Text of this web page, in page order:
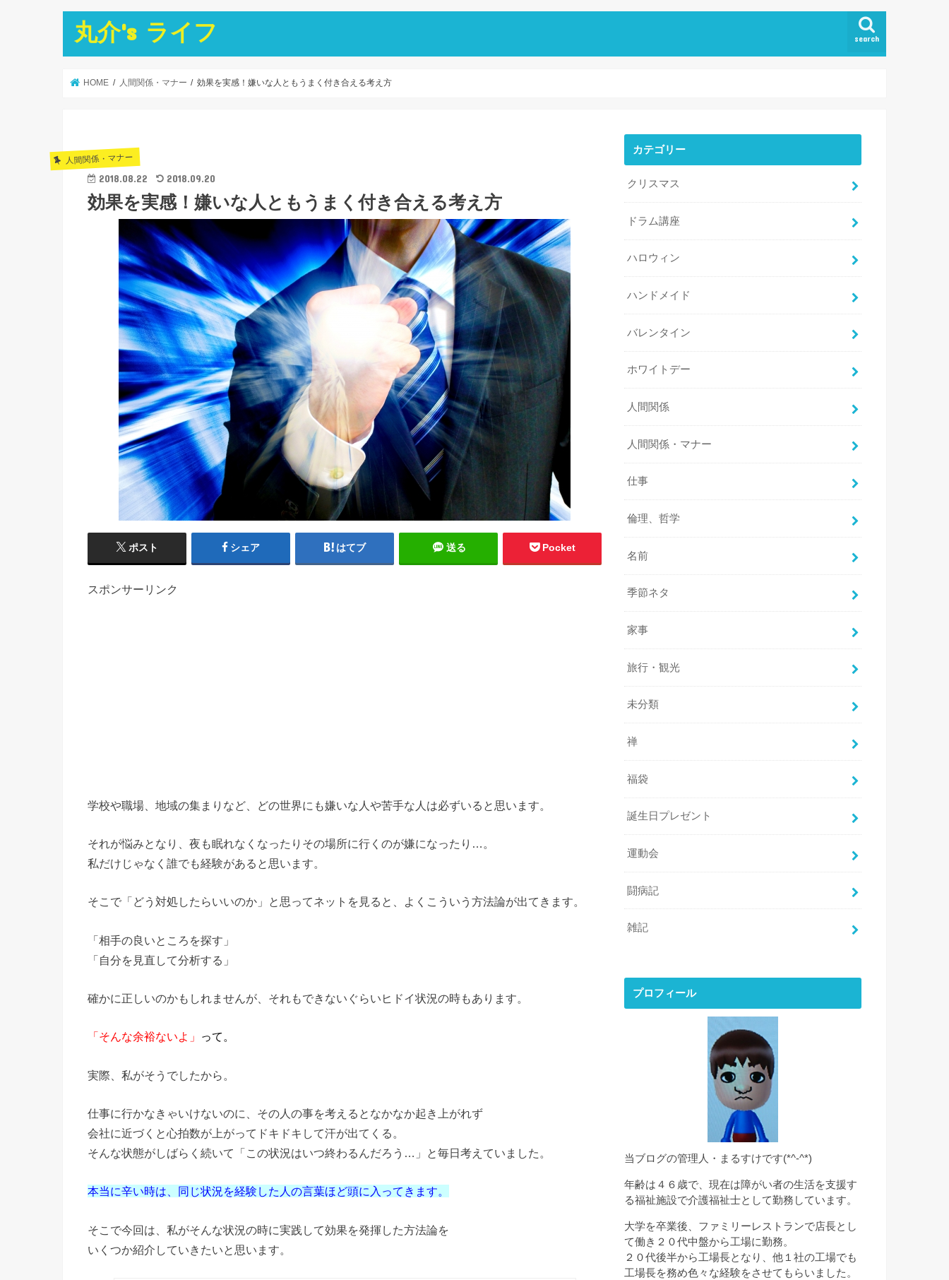
丸介's ライフ search
HOME 人間関係・マナー 効果を実感！嫌いな人ともうまく付き合える考え方
人間関係・マナー
2018.08.22 2018.09.20
効果を実感！嫌いな人ともうまく付き合える考え方
ポスト シェア はてブ 送る Pocket
スポンサーリンク
学校や職場、地域の集まりなど、どの世界にも嫌いな人や苦手な人は必ずいると思います。
それが悩みとなり、夜も眠れなくなったりその場所に行くのが嫌になったり…。
私だけじゃなく誰でも経験があると思います。
そこで「どう対処したらいいのか」と思ってネットを見ると、よくこういう方法論が出てきます。
「相手の良いところを探す」
「自分を見直して分析する」
確かに正しいのかもしれませんが、それもできないぐらいヒドイ状況の時もあります。
「そんな余裕ないよ」 って。
実際、私がそうでしたから。
仕事に行かなきゃいけないのに、その人の事を考えるとなかなか起き上がれず
会社に近づくと心拍数が上がってドキドキして汗が出てくる。
そんな状態がしばらく続いて「この状況はいつ終わるんだろう…」と毎日考えていました。
本当に辛い時は、同じ状況を経験した人の言葉ほど頭に入ってきます。
そこで今回は、私がそんな状況の時に実践して効果を発揮した方法論を
いくつか紹介していきたいと思います。
カテゴリー
クリスマス
ドラム講座
ハロウィン
ハンドメイド
バレンタイン
ホワイトデー
人間関係
人間関係・マナー
仕事
倫理、哲学
名前
季節ネタ
家事
旅行・観光
未分類
禅
福袋
誕生日プレゼント
運動会
闘病記
雑記
プロフィール
当ブログの管理人・まるすけです(*^-^*)
年齢は４６歳で、現在は障がい者の生活を支援す
る福祉施設で介護福祉士として勤務しています。
大学を卒業後、ファミリーレストランで店長とし
て働き２０代中盤から工場に勤務。
２０代後半から工場長となり、他１社の工場でも
工場長を務め色々な経験をさせてもらいました。